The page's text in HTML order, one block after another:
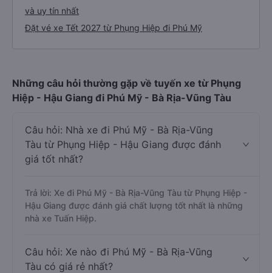
và uy tín nhất
Đặt vé xe Tết 2027 từ Phụng Hiệp đi Phú Mỹ
Những câu hỏi thường gặp về tuyến xe từ Phụng
Hiệp - Hậu Giang đi Phú Mỹ - Bà Rịa-Vũng Tàu
Câu hỏi: Nhà xe đi Phú Mỹ - Bà Rịa-Vũng
Tàu từ Phụng Hiệp - Hậu Giang được đánh
giá tốt nhất?
Trả lời: Xe đi Phú Mỹ - Bà Rịa-Vũng Tàu từ Phụng Hiệp -
Hậu Giang được đánh giá chất lượng tốt nhất là những
nhà xe Tuấn Hiệp.
Câu hỏi: Xe nào đi Phú Mỹ - Bà Rịa-Vũng
Tàu có giá rẻ nhất?